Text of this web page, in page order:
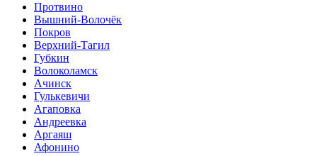
Протвино
Вышний-Волочёк
Покров
Верхний-Тагил
Губкин
Волоколамск
Ачинск
Гулькевичи
Агаповка
Андреевка
Аргаяш
Афонино